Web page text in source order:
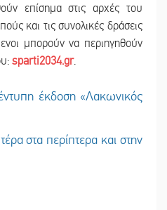
επίσημα στις αρχές του
και τις συνολικές δράσεις
μπορούν να περιηγηθούν
sparti2034.gr.
έκδοση «Λακωνικός
στα περίπτερα και στην